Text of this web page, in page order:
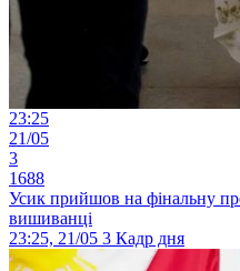
23:25
21/05
3
1688
Усик прийшов на фінальну
вишиванці
23:25, 21/05 3 Кадр дня